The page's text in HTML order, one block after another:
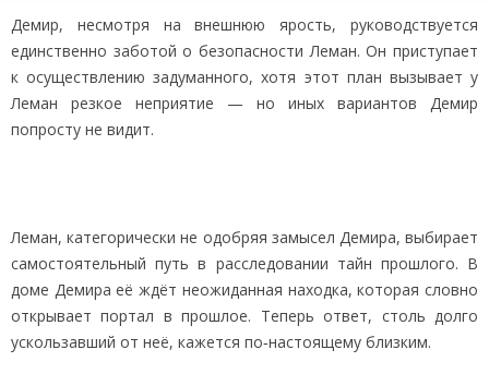
Демир, несмотря на внешнюю ярость, руководствуется
единственно заботой о безопасности Леман. Он приступает
к осуществлению задуманного, хотя этот план вызывает у
Леман резкое неприятие — но иных вариантов Демир
попросту не видит.
Леман, категорически не одобряя замысел Демира, выбирает
самостоятельный путь в расследовании тайн прошлого. В
доме Демира её ждёт неожиданная находка, которая словно
открывает портал в прошлое. Теперь ответ, столь долго
ускользавший от неё, кажется по‑настоящему близким.